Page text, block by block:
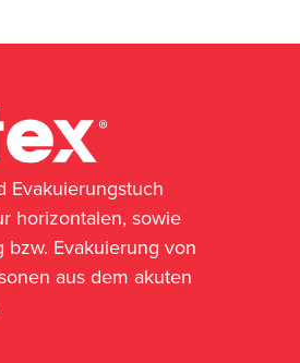
Evakuierungstuch
horizontalen, sowie
bzw. Evakuierung von
aus dem akuten